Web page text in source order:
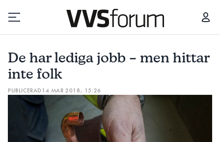
Prenumerera
Hantera prenumeration
Lediga jobb
De har lediga jobb – men hittar
inte folk
PUBLICERAD 14 MAR 2018, 15:26
DE HAR LEDIGA JOBB – MEN HITTAR INTE FOLK